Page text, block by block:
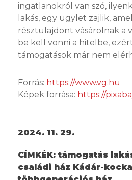
ingatlanokról van szó,
lakás, egy ügylet zajlik,
résztulajdont vásárolnak a
be kell vonni a hitelbe,
támogatások már nem
Forrás: https://www.vg.hu
Képek forrása: https://
2024. 11. 29.
CÍMKÉK: támogatás
családi ház Kádár-